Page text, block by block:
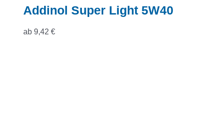
Addinol Super Light 5W40
ab 9,42 €